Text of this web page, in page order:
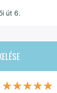
út 6.
★★★★★
★★★★★